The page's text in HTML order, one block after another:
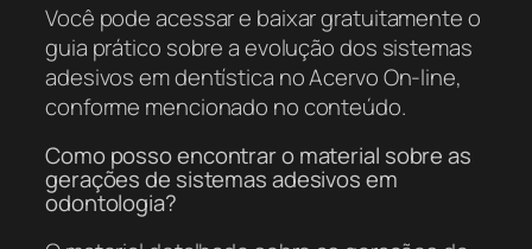
Você pode acessar e baixar gratuitamente o
guia prático sobre a evolução dos sistemas
adesivos em dentística no Acervo On-line,
conforme mencionado no conteúdo.
Como posso encontrar o material sobre as
gerações de sistemas adesivos em
odontologia?